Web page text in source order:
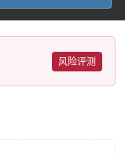
风险评测